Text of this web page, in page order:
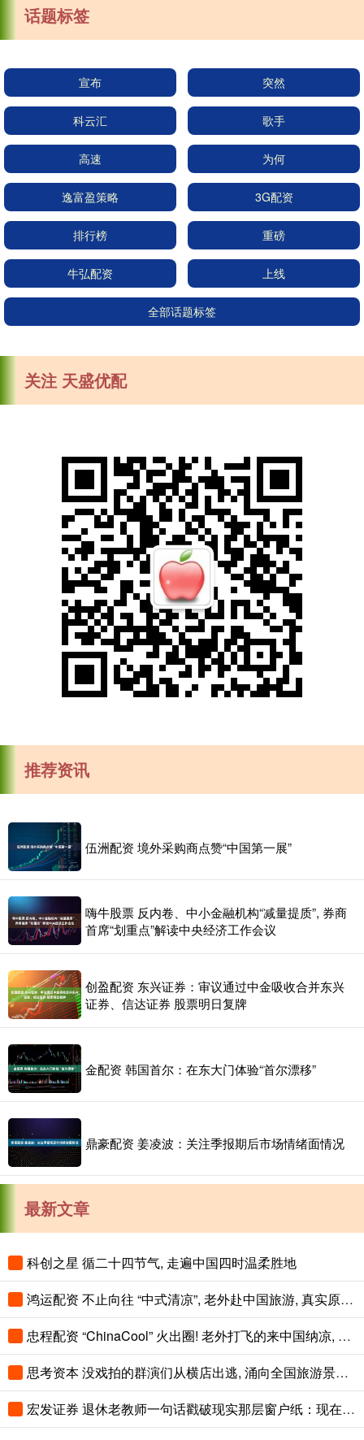
话题标签
宣布 突然
科云汇 歌手
高速 为何
逸富盈策略 3G配资
排行榜 重磅
牛弘配资 上线
全部话题标签
关注 天盛优配
推荐资讯
伍洲配资 境外采购商点赞“中国第一展”
嗨牛股票 反内卷、中小金融机构“减量提质”, 券商
首席“划重点”解读中央经济工作会议
创盈配资 东兴证券：审议通过中金吸收合并东兴
证券、信达证券 股票明日复牌
金配资 韩国首尔：在东大门体验“首尔漂移”
鼎豪配资 姜凌波：关注季报期后市场情绪面情况
最新文章
科创之星 循二十四节气, 走遍中国四时温柔胜地
鸿运配资 不止向往 “中式清凉”, 老外赴中国旅游, 真实原因藏在热度背后
忠程配资 “ChinaCool” 火出圈! 老外打飞的来中国纳凉, 不再只逛北上广
思考资本 没戏拍的群演们从横店出逃, 涌向全国旅游景区NPC
宏发证券 退休老教师一句话戳破现实那层窗户纸：现在光靠孩子自己单打独斗，想上好